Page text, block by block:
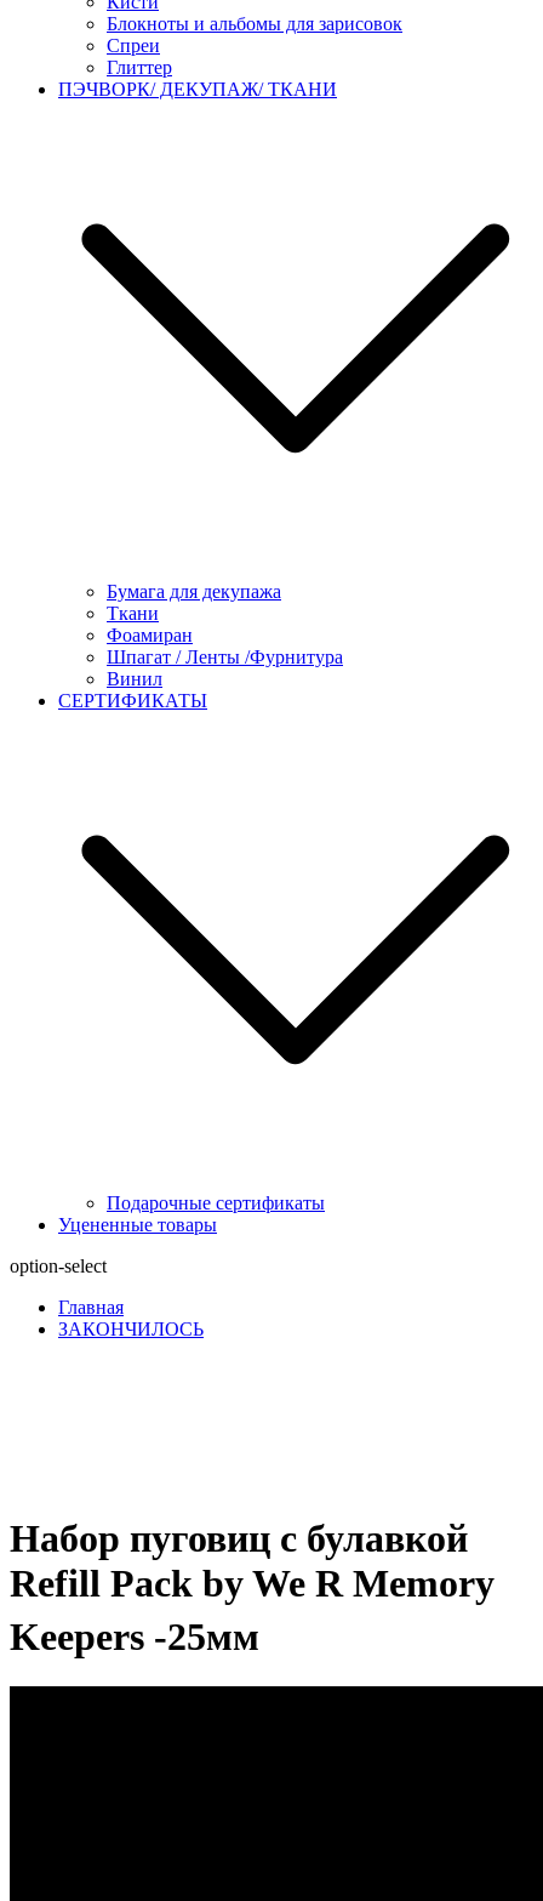
Блокноты и альбомы для зарисовок
Спреи
Глиттер
ПЭЧВОРК/ ДЕКУПАЖ/ ТКАНИ
Бумага для декупажа
Ткани
Фоамиран
Шпагат / Ленты /Фурнитура
Винил
СЕРТИФИКАТЫ
Подарочные сертификаты
Уцененные товары
option-select
Главная
ЗАКОНЧИЛОСЬ
Набор пуговиц с булавкой
Refill Pack by We R Memory
Keepers -25мм